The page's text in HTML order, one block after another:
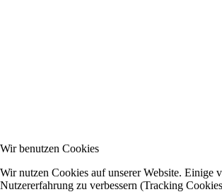
Wir benutzen Cookies
Wir nutzen Cookies auf unserer Website. Einige
Nutzererfahrung zu verbessern (Tracking